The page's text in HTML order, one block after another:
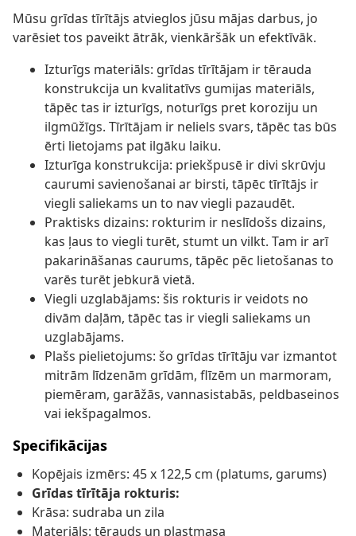
Mūsu grīdas tīrītājs atvieglos jūsu mājas darbus, jo
varēsiet tos paveikt ātrāk, vienkāršāk un efektīvāk.
Izturīgs materiāls: grīdas tīrītājam ir tērauda
konstrukcija un kvalitatīvs gumijas materiāls,
tāpēc tas ir izturīgs, noturīgs pret koroziju un
ilgmūžīgs. Tīrītājam ir neliels svars, tāpēc tas būs
ērti lietojams pat ilgāku laiku.
Izturīga konstrukcija: priekšpusē ir divi skrūvju
caurumi savienošanai ar birsti, tāpēc tīrītājs ir
viegli saliekams un to nav viegli pazaudēt.
Praktisks dizains: rokturim ir neslīdošs dizains,
kas ļaus to viegli turēt, stumt un vilkt. Tam ir arī
pakarināšanas caurums, tāpēc pēc lietošanas to
varēs turēt jebkurā vietā.
Viegli uzglabājams: šis rokturis ir veidots no
divām daļām, tāpēc tas ir viegli saliekams un
uzglabājams.
Plašs pielietojums: šo grīdas tīrītāju var izmantot
mitrām līdzenām grīdām, flīzēm un marmoram,
piemēram, garāžās, vannasistabās, peldbaseinos
vai iekšpagalmos.
Specifikācijas
Kopējais izmērs: 45 x 122,5 cm (platums, garums)
Grīdas tīrītāja rokturis:
Krāsa: sudraba un zila
Materiāls: tērauds un plastmasa